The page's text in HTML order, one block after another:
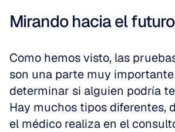
Mirando hacia el futuro
Como hemos visto, las
son una parte muy
determinar si alguien podría
Hay muchos tipos diferentes,
el médico realiza en el